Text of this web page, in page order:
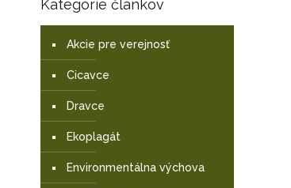
Kategórie článkov
Akcie pre verejnosť
Cicavce
Dravce
Ekoplagát
Environmentálna výchova